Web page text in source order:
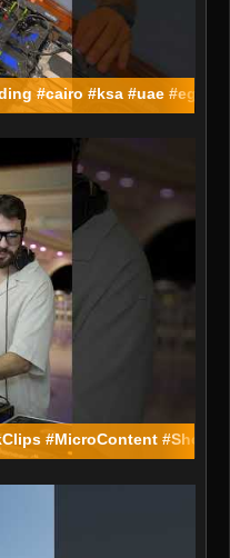
#cairo #ksa #uae
#MicroContent